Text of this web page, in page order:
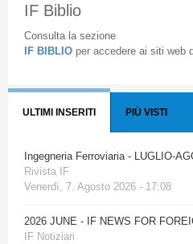
IF Biblio
Consulta la sezione
IF BIBLIO per accedere ai siti web
ULTIMI INSERITI PIÙ VISTI
Ingegneria Ferroviaria - LUGLIO-
Rivista IF
Venerdì, 7. Agosto 2026 - 17:08
2026 JUNE - IF NEWS FOR
IF Notiziari